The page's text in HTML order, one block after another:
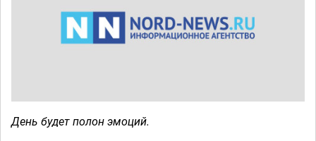
День будет полон эмоций.